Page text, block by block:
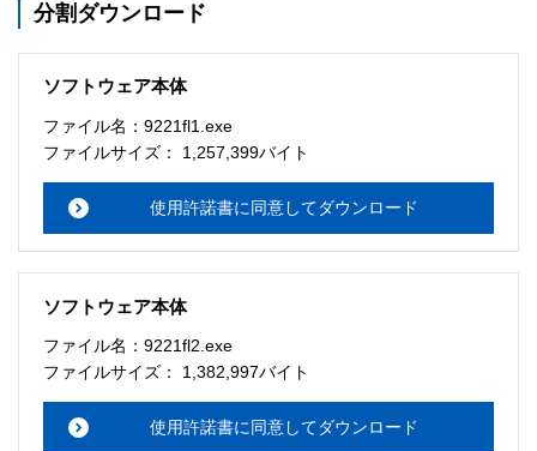
ソフトウェアの保証範囲
・ソフトウェアは、予告せず改良、変更することがありま
す。
配布ソフトウェアの著作権は、特に記載のあるものを除き
分割ダウンロード
ソフトウェア本体
ファイル名：9221fl1.exe
ファイルサイズ： 1,257,399バイト
使用許諾書に同意してダウンロード
ソフトウェア本体
ファイル名：9221fl2.exe
ファイルサイズ： 1,382,997バイト
使用許諾書に同意してダウンロード